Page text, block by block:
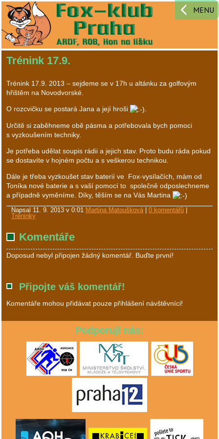
MENU
Trénink 17.9.
Trénink 17.9. 2013 – sejdeme se v 17h u altánku za golfovým
hřištěm na Novodvorské.
O rozcvičku se postará Jana a její hroši .
Určitě si zaběhneme obě pásma a potřebovala bych pomoci
s vyzkoušením techniky.
Je potřeba udělat soupis rádii a jejich stav. Proto budu ráda pokud
se dostavíte v hojném počtu a s veškerou technikou.
Dále je třeba vyzkoušet stav baterií ve Fox-vysílačích, mám od
Toníka nové baterie a s vaší pomocí to společně odposlechneme
a případně vyměníme. Díky, těším se na Vás Martina
Napsal 11. 9. 2013 v 0:01 Martina Matoušková 0 komentářů
Tréninky
Komentáře
Doposud nebyl připojen žádný komentář. Buďte první!
Připojte váš komentář!
Komentáře mohou přidávat pouze přihlášení návštěvníci!
Podporují nás: